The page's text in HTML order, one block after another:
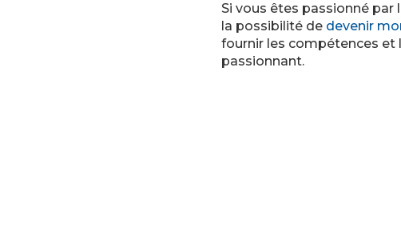
Si vous êtes passionné par
la possibilité de devenir
fournir les compétences et
passionnant.